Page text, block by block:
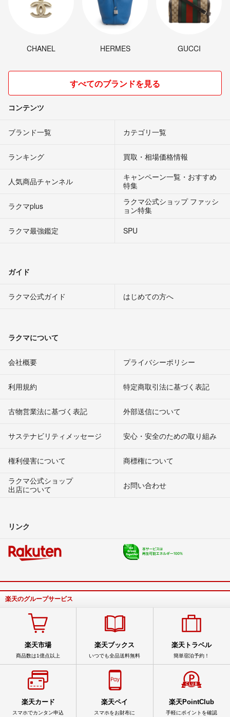
CHANEL HERMES GUCCI
すべてのブランドを見る
コンテンツ
ブランド一覧 カテゴリ一覧
ランキング 買取・相場価格情報
人気商品チャンネル
キャンペーン一覧・おすすめ
特集
ラクマplus
ラクマ公式ショップ ファッシ
ョン特集
ラクマ最強鑑定
SPU
ガイド
ラクマ公式ガイド はじめての方へ
ラクマについて
会社概要 プライバシーポリシー
利用規約 特定商取引法に基づく表記
古物営業法に基づく表記 外部送信について
サステナビリティメッセージ 安心・安全のための取り組み
権利侵害について
商標権について
ラクマ公式ショップ
出店について
お問い合わせ
リンク
楽天のグループサービス
楽天市場
商品数は1億点以上
楽天ブックス
いつでも全品送料無料
楽天トラベル
簡単宿泊予約！
楽天カード
スマホでカンタン申込
楽天ペイ
スマホをお財布に
楽天PointClub
手軽にポイントを確認